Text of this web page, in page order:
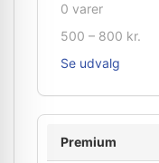
0 varer
500 – 800 kr.
Se udvalg
Premium